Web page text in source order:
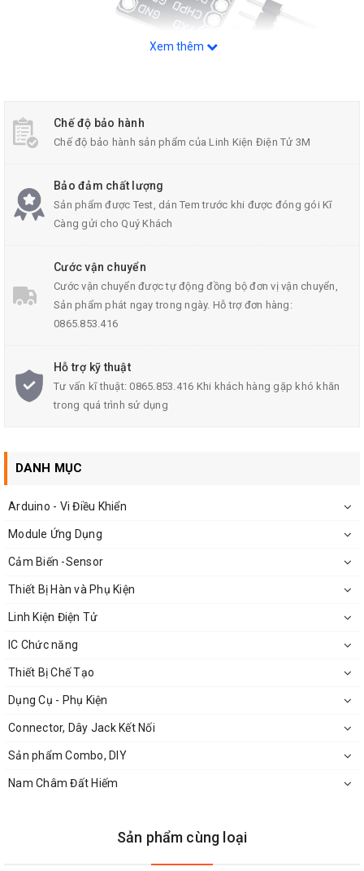
Sơ đồ chân
URAT Adapter
3.3 V CH-PD
TX RX
Khoảng cách các chân ngõ ra: 2.54mm
Kích ThướcPCB Chuyển ĐổiESP8266-01: 18.9x15,5xmm
Trọng lượng: 2.5g
Kích Thước PCB Chuyển Đổi ESP8266-01
Xem thêm
Chế độ bảo hành
Chế độ bảo hành sản phẩm của Linh Kiện Điện Tử 3M
Bảo đảm chất lượng
Sản phẩm được Test, dán Tem trước khi được đóng gói Kĩ
Càng gửi cho Quý Khách
Cước vận chuyển
Cước vận chuyển được tự động đồng bộ đơn vị vận chuyển,
Sản phẩm phát ngay trong ngày. Hỗ trợ đơn hàng:
0865.853.416
Hỗ trợ kỹ thuật
Tư vấn kĩ thuật: 0865.853.416 Khi khách hàng gặp khó khăn
trong quá trình sử dụng
DANH MỤC
Arduino - Vi Điều Khiển
Module Ứng Dụng
Cảm Biến -Sensor
Thiết Bị Hàn và Phụ Kiện
Linh Kiện Điện Tử
IC Chức năng
Thiết Bị Chế Tạo
Dụng Cụ - Phụ Kiện
Connector, Dây Jack Kết Nối
Sản phẩm Combo, DIY
Nam Châm Đất Hiếm
Sản phẩm cùng loại